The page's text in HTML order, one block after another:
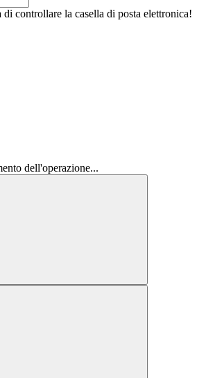
controllare la casella di posta elettronica!
dell'operazione...